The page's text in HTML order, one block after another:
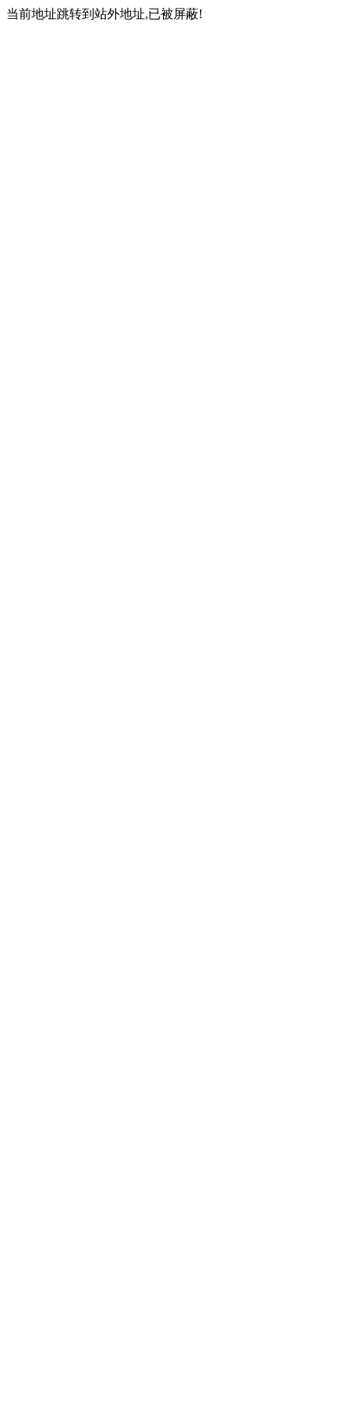
当前地址跳转到站外地址,已被屏蔽!